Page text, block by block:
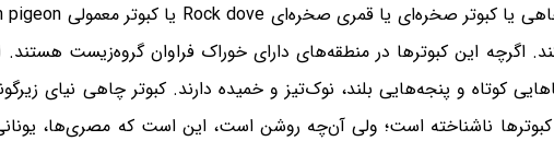
اگرچه این کبوترها در منطقه‌های دارای خوراک فراوان گروه‌زیست
ناشناخته است؛ ولی آن‌چه روشن است، این است که مصری‌ها،